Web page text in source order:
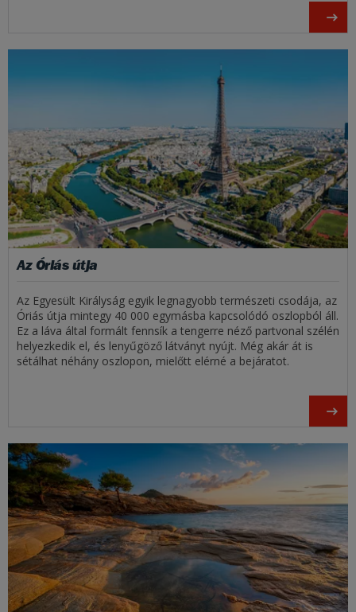
Az Óriás útja
Az Egyesült Királyság egyik legnagyobb természeti csodája, az
Óriás útja mintegy 40 000 egymásba kapcsolódó oszlopból áll.
Ez a láva által formált fennsík a tengerre néző partvonal szélén
helyezkedik el, és lenyűgöző látványt nyújt. Még akár át is
sétálhat néhány oszlopon, mielőtt elérné a bejáratot.